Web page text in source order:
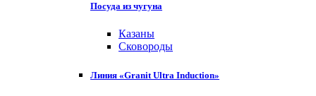
Посуда из чугуна
Казаны
Сковороды
Линия «Granit Ultra Induction»